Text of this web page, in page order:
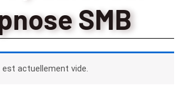
SMB
actuellement vide.